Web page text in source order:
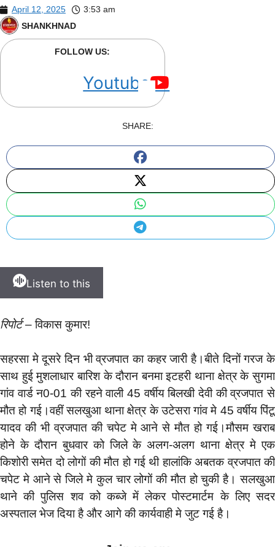
April 12, 2025
3:53 am
SHANKHNAD
FOLLOW US:
Youtube
SHARE:
Listen to this
रिपोर्ट– विकास कुमार!
सहरसा मे दूसरे दिन भी व्रजपात का कहर जारी है।बीते दिनों गरज के
साथ हुई मुशलाधार बारिश के दौरान बनमा इटहरी थाना क्षेत्र के सुगमा
गांव वार्ड न0-01 की रहने वाली 45 वर्षीय बिलखी देवी की व्रजपात से
मौत हो गई।वहीं सलखुआ थाना क्षेत्र के उटेसरा गांव मे 45 वर्षीय पिंटू
यादव की भी व्रजपात की चपेट मे आने से मौत हो गई।मौसम खराब
होने के दौरान बुधवार को जिले के अलग-अलग थाना क्षेत्र मे एक
किशोरी समेत दो लोगों की मौत हो गई थी हालांकि अबतक व्रजपात की
चपेट मे आने से जिले मे कुल चार लोगों की मौत हो चुकी है। सलखुआ
थाने की पुलिस शव को कब्जे में लेकर पोस्टमार्टम के लिए सदर
अस्पताल भेज दिया है और आगे की कार्यवाही मे जुट गई है।